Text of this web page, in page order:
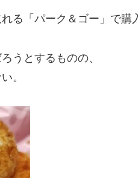
る「パーク＆ゴー」で購
うとするものの、
。